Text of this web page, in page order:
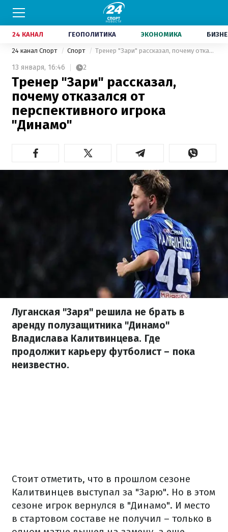
24 КАНАЛ ГЕОПОЛИТИКА ЭКОНОМИКА
24 канал Спорт Спорт Тренер "Зари" рассказал, почему отказался от перспективного игрока "Динамо"
13 января, 16:46 2
Тренер "Зари" рассказал,
почему отказался от
перспективного игрока
"Динамо"
Луганская "Заря" решила не брать в
аренду полузащитника "Динамо"
Владислава Калитвинцева. Где
продолжит карьеру футболист – пока
неизвестно.
Стоит отметить, что в прошлом сезоне
Калитвинцев выступал за "Зарю". Но в этом
сезоне игрок вернулся в "Динамо". И место
в стартовом составе не получил – только в